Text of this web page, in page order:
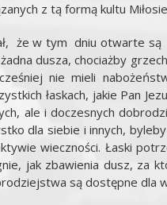
z tą formą kultu
że w tym dniu otwarte są
dusza, chociażby
nie mieli
łaskach, jakie Pan
ale i doczesnych
dla siebie i innych,
wieczności. Łaski
jak zbawienia dusz, za
są dostępne dla